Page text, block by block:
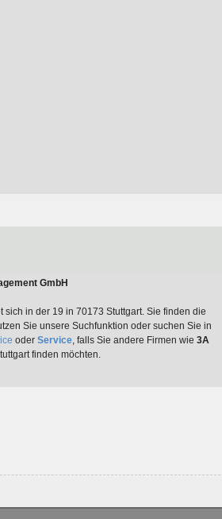
GmbH
sich in der 19 in 70173 Stuttgart. Sie finden die
Sie unsere Suchfunktion oder suchen Sie in
oder Service, falls Sie andere Firmen wie 3A
finden möchten.